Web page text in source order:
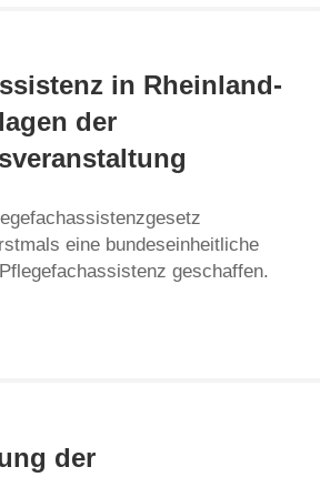
in Rheinland-
der
eine bundeseinheitliche
geschaffen.
der